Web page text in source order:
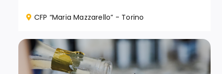
CFP “Maria Mazzarello” - Torino